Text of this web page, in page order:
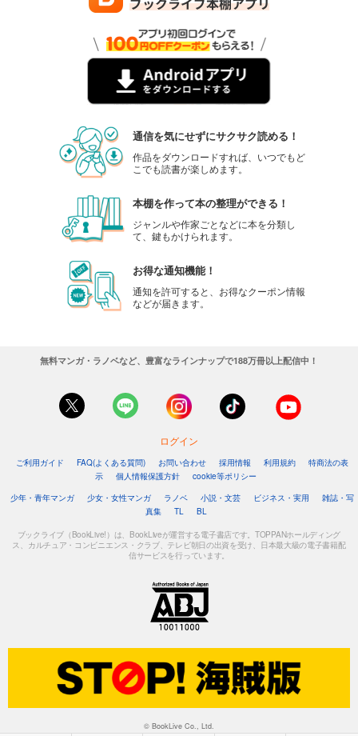
通信を気にせずにサクサク読める！
作品をダウンロードすれば、いつでもど
こでも読書が楽しめます。
本棚を作って本の整理ができる！
ジャンルや作家ごとなどに本を分類し
て、鍵もかけられます。
お得な通知機能！
通知を許可すると、お得なクーポン情報
などが届きます。
無料マンガ・ラノベなど、豊富なラインナップで188万冊以上配信中！
ログイン
ご利用ガイド FAQ(よくある質問) お問い合わせ 採用情報 利用規約
特商法の表
示
個人情報保護方針
cookie等ポリシー
少年・青年マンガ
少女・女性マンガ ラノベ 小説・文芸 ビジネス・実用
雑誌・写
真集
TL BL
ブックライブ（BookLive!）は、BookLiveが運営する電子書店です。TOPPANホールディング
ス、カルチュア・コンビニエンス・クラブ、テレビ朝日の出資を受け、日本最大級の電子書籍配
信サービスを行っています。
© BookLive Co., Ltd.